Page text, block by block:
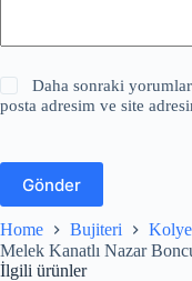
Daha sonraki
posta adresim ve site
Gönder
Home Bujiteri
Kolye
Melek Kanatlı Nazar
İlgili ürünler